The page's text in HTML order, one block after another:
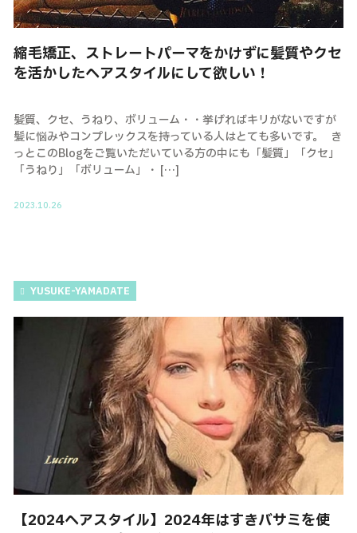
縮毛矯正、ストレートパーマをかけずに髪質やクセ
を活かしたヘアスタイルにして欲しい！
髪質、クセ、うねり、ボリューム・・挙げればキリがないですが
髪に悩みやコンプレックスを持っている人はとても多いです。 き
っとこのBlogをご覧いただいている方の中にも「髪質」「クセ」
「うねり」「ボリューム」・ […]
2023.10.26
YUSUKE-YAMADATE
【2024ヘアスタイル】2024年はすきバサミを使